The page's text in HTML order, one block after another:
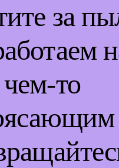
за
чем-то